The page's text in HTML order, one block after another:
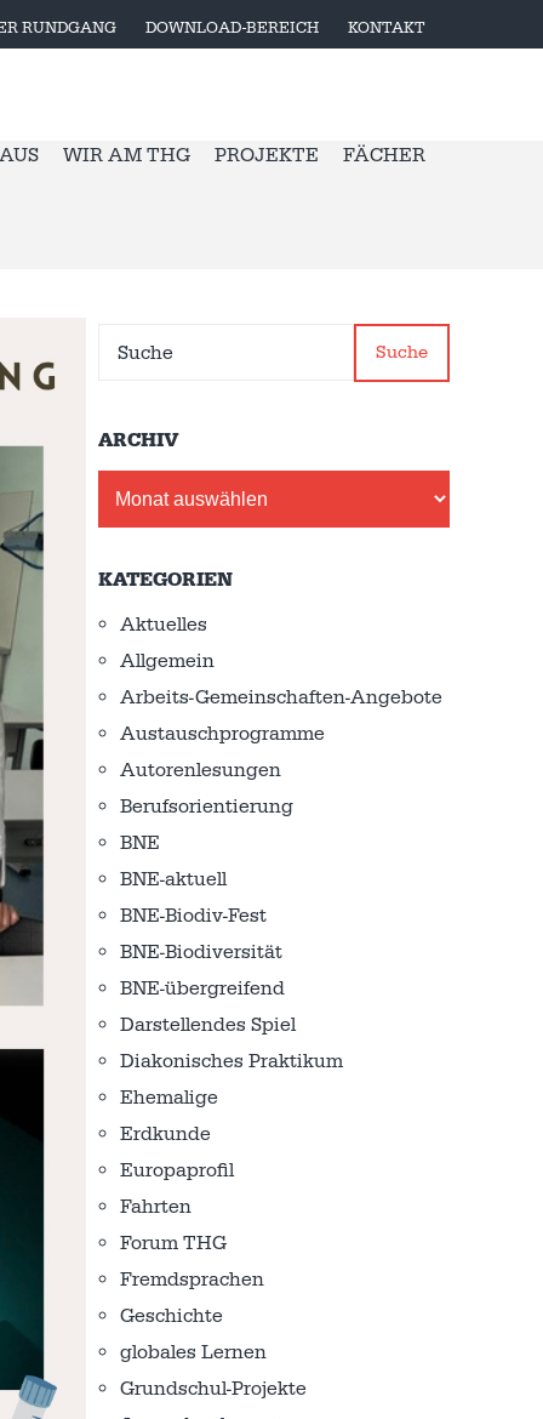
RUNDGANG DOWNLOAD-BEREICH KONTAKT
WIR AM THG PROJEKTE FÄCHER
Suche
ARCHIV
KATEGORIEN
Aktuelles
Allgemein
Arbeits-Gemeinschaften-Angebote
Austausch­programme
Autorenlesungen
Berufsorientierung
BNE
BNE-aktuell
BNE-Biodiv-Fest
BNE-Biodiversität
BNE-übergreifend
Darstellendes Spiel
Diakonisches Praktikum
Ehemalige
Erdkunde
Europaprofil
Fahrten
Forum THG
Fremdsprachen
Geschichte
globales Lernen
Grundschul-Projekte